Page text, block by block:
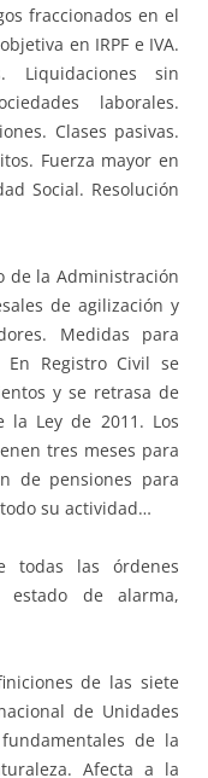
fraccionados en el
en IRPF e IVA.
Liquidaciones sin
laborales.
Clases pasivas.
Fuerza mayor en
Social. Resolución
de la Administración
de agilización y
Medidas para
Registro Civil se
y se retrasa de
Ley de 2011. Los
tres meses para
de pensiones para
su actividad…
todas las órdenes
estado de alarma,
de las siete
de Unidades
de la
Afecta a la